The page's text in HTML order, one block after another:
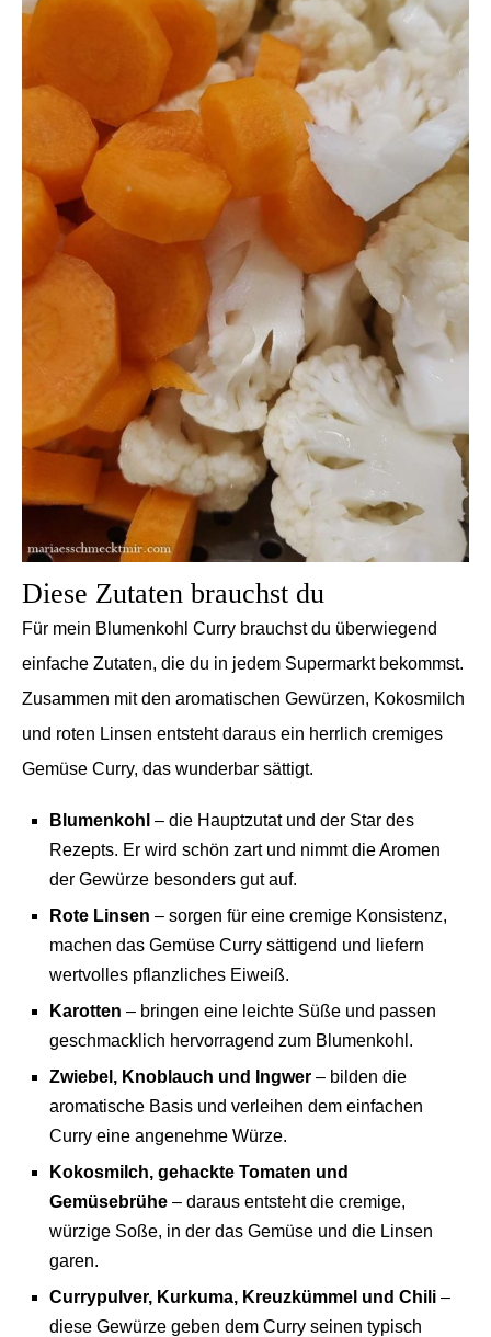
Diese Zutaten brauchst du
Für mein Blumenkohl Curry brauchst du überwiegend
einfache Zutaten, die du in jedem Supermarkt bekommst.
Zusammen mit den aromatischen Gewürzen, Kokosmilch
und roten Linsen entsteht daraus ein herrlich cremiges
Gemüse Curry, das wunderbar sättigt.
Blumenkohl – die Hauptzutat und der Star des
Rezepts. Er wird schön zart und nimmt die Aromen
der Gewürze besonders gut auf.
Rote Linsen – sorgen für eine cremige Konsistenz,
machen das Gemüse Curry sättigend und liefern
wertvolles pflanzliches Eiweiß.
Karotten – bringen eine leichte Süße und passen
geschmacklich hervorragend zum Blumenkohl.
Zwiebel, Knoblauch und Ingwer – bilden die
aromatische Basis und verleihen dem einfachen
Curry eine angenehme Würze.
Kokosmilch, gehackte Tomaten und
Gemüsebrühe – daraus entsteht die cremige,
würzige Soße, in der das Gemüse und die Linsen
garen.
Currypulver, Kurkuma, Kreuzkümmel und Chili –
diese Gewürze geben dem Curry seinen typisch